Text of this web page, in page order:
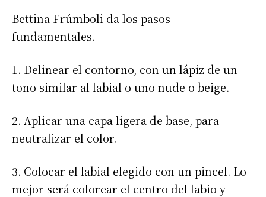
Bettina Frúmboli da los pasos
fundamentales.
1. Delinear el contorno, con un lápiz de un
tono similar al labial o uno nude o beige.
2. Aplicar una capa ligera de base, para
neutralizar el color.
3. Colocar el labial elegido con un pincel. Lo
mejor será colorear el centro del labio y